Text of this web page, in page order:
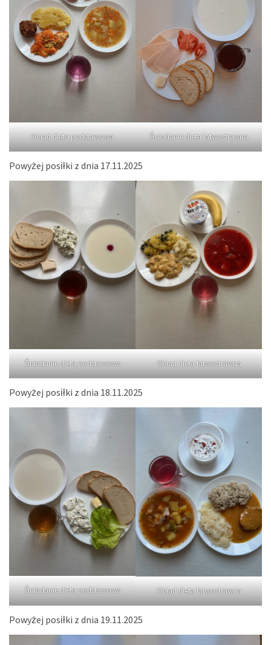
Obiad dieta podstawowa Śniadanie dieta łatwostrawna
Powyżej posiłki z dnia 17.11.2025
Śniadanie dieta podstawowa Obiad dieta łatwostrawna
Powyżej posiłki z dnia 18.11.2025
Śniadanie dieta podstawowa Obiad dieta łatwostrawna
Powyżej posiłki z dnia 19.11.2025